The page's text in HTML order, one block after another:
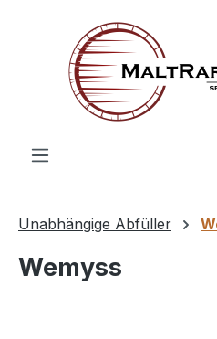
Unabhängige Abfüller
Wemyss